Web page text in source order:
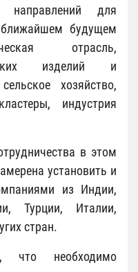
направлений для
будущем
отрасль,
изделий и
хозяйство,
индустрия
в этом
установить и
из Индии,
Турции, Италии,
стран.
что необходимо